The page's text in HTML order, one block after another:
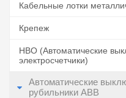
Кабельные лотки
Крепеж
НВО (Автоматические
электросчетчики)
Автоматические
рубильники ABB